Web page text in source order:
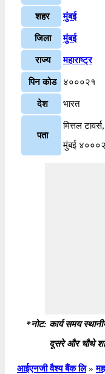
शहर मुंबई
जिला मुंबई
राज्य महाराष्ट्र
पिन कोड ४०००२१
देश भारत
पता
मित्तल
मुंबई
*नोट: कार्य समय
दूसरे और चौथे
आईएनजी वैश्य बैंक लि »